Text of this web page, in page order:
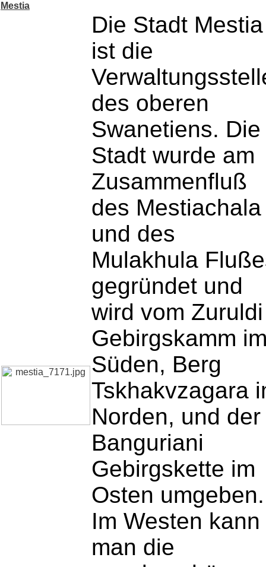
Mestia
Die Stadt Mestia
ist die
des oberen
Swanetiens. Die
Stadt wurde am
Zusammenfluß
des Mestiachala
und des
Mulakhula
gegründet und
wird vom Zuruldi
Gebirgskamm
Süden, Berg
Tskhakvzagara
Norden, und der
Banguriani
Gebirgskette im
Osten umgeben.
Im Westen kann
man die